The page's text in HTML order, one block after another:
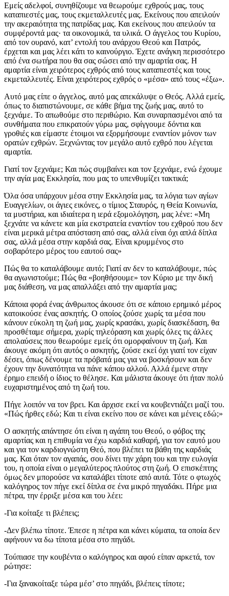
Εμείς αδελφοί, συνηθίζουμε να θεωρούμε εχθρούς μας, τους
καταπιεστές μας, τους εκμεταλλευτές μας. Εκείνους που απειλούν
την ακεραιότητα της πατρίδας μας. Και εκείνους που απειλούν τα
συμφέροντά μας· τα οικονομικά, τα υλικά. Ο άγγελος του Κυρίου,
από τον ουρανό, κατ’ εντολή του ανάρχου Θεού και Πατρός,
έρχεται και μας λέει κάτι το καινούργιο. Έχετε ανάγκη περισσότερο
από ένα σωτήρα που θα σας σώσει από την αμαρτία σας. Η
αμαρτία είναι χειρότερος εχθρός από τους καταπιεστές και τους
εκμεταλλευτές. Είναι χειρότερος εχθρός ο «μέσα» από τους «έξω».
Αυτό μας είπε ο άγγελος, αυτό μας απεκάλυψε ο Θεός. Αλλά εμείς,
όπως το διαπιστώνουμε, σε κάθε βήμα της ζωής μας, αυτό το
ξεχνάμε. Το απωθούμε στο περιθώριο. Και συναρπασμένοι από τα
συνθήματα που επικρατούν γύρω μας, σφίγγουμε δόντια και
γροθιές και είμαστε έτοιμοι να εξορμήσουμε εναντίον μόνον των
ορατών εχθρών. Ξεχνώντας τον μεγάλο αυτό εχθρό που λέγεται
αμαρτία.
Γιατί τον ξεχνάμε; Και πώς συμβαίνει και τον ξεχνάμε, ενώ έχουμε
την αγία μας Εκκλησία, που μας το υπενθυμίζει τακτικά;
Όλα όσα υπάρχουν μέσα στην Εκκλησία μας, τα λόγια των αγίων
Ευαγγελίων, οι άγιες εικόνες, ο τίμιος Σταυρός, η Θεία Κοινωνία,
τα μυστήρια, και ιδιαίτερα η ιερά εξομολόγηση, μας λένε: «Μη
ξεχνάτε να κάνετε και μία εκστρατεία εναντίον του εχθρού που δεν
είναι μερικά μέτρα απόσταση από σας, αλλά είναι όχι απλά δίπλα
σας, αλλά μέσα στην καρδιά σας. Είναι κρυμμένος στο
σοβαρότερο μέρος του εαυτού σας»
Πώς θα το καταλάβουμε αυτό; Γιατί αν δεν το καταλάβουμε, πώς
θα αγωνιστούμε; Πώς θα «βοηθήσουμε» τον Κύριο με την δική
μας διάθεση, να μας απαλλάξει από την αμαρτία μας;
Κάποια φορά ένας άνθρωπος άκουσε ότι σε κάποιο ερημικό μέρος
κατοικούσε ένας ασκητής. Ο οποίος ζούσε χωρίς τα μέσα που
κάνουν εύκολη τη ζωή μας, χωρίς κρασάκι, χωρίς διασκέδαση, θα
προσθέταμε σήμερα, χωρίς τηλεόραση και χωρίς όλες τις άλλες
απολαύσεις που θεωρούμε εμείς ότι ομορφαίνουν τη ζωή. Και
άκουγε ακόμη ότι αυτός ο ασκητής, ζούσε εκεί όχι γιατί τον είχαν
δέσει, όπως δένουμε τα πρόβατά μας για να βοσκήσουν και δεν
έχουν την δυνατότητα να πάνε κάπου αλλού. Αλλά έμενε στην
έρημο επειδή ο ίδιος το θέλησε. Και μάλιστα άκουγε ότι ήταν πολύ
ευχαριστημένος από τη ζωή του.
Πήγε λοιπόν να τον βρει. Και άρχισε εκεί να κουβεντιάζει μαζί του.
«Πώς ήρθες εδώ; Και τι είναι εκείνο που σε κάνει και μένεις εδώ;»
Ο ασκητής απάντησε ότι είναι η αγάπη του Θεού, ο φόβος της
αμαρτίας και η επιθυμία να έχω καρδιά καθαρή, για τον εαυτό μου
και για τον καρδιογνώστη Θεό, που βλέπει τα βάθη της καρδιάς
μας. Και όταν τον αγαπάς, σου δίνει την χάρη του και την ευλογία
του, η οποία είναι ο μεγαλύτερος πλούτος στη ζωή. Ο επισκέπτης
όμως δεν μπορούσε να καταλάβει τίποτε από αυτά. Τότε ο φτωχός
καλόγηρος τον πήγε εκεί δίπλα σε ένα μικρό πηγαδάκι. Πήρε μια
πέτρα, την έρριξε μέσα και του λέει:
-Για κοίταξε τι βλέπεις;
-Δεν βλέπω τίποτε. Έπεσε η πέτρα και κάνει κύματα, τα οποία δεν
αφήνουν να δω τίποτα μέσα στο πηγάδι.
Τούπιασε την κουβέντα ο καλόγηρος και αφού είπαν αρκετά, τον
ρώτησε:
-Για ξανακοίταξε τώρα μέσ’ στο πηγάδι, βλέπεις τίποτε;